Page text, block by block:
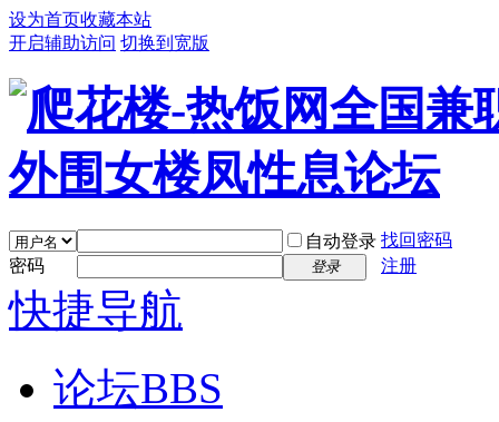
设为首页收藏本站
开启辅助访问 切换到宽版
自动登录 找回密码
密码
登录 注册
快捷导航
论坛BBS